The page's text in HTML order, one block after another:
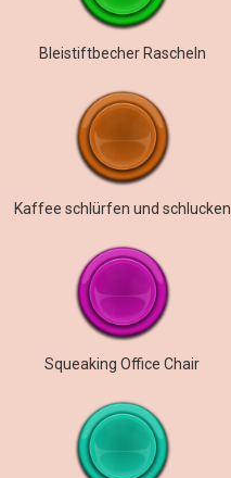
Bleistiftbecher Rascheln
Kaffee schlürfen und schlucken
Squeaking Office Chair